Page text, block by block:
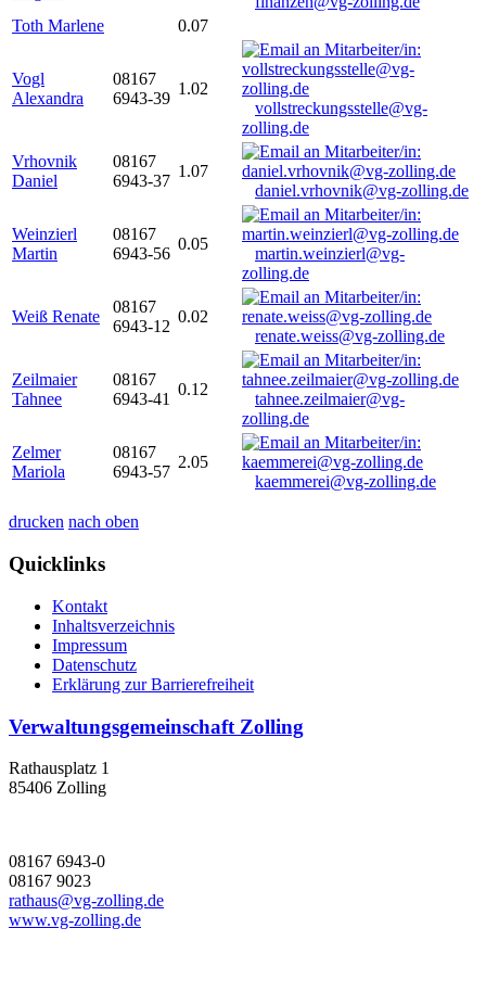
Toth Marlene
0.07
Vogl
Alexandra
08167
6943-39
1.02
vollstreckungsstelle@vg-
zolling.de
Vrhovnik
Daniel
08167
6943-37
1.07
daniel.vrhovnik@vg-zolling.de
Weinzierl
Martin
08167
6943-56
0.05
martin.weinzierl@vg-
zolling.de
Weiß Renate
08167
6943-12
0.02
renate.weiss@vg-zolling.de
Zeilmaier
Tahnee
08167
6943-41
0.12
tahnee.zeilmaier@vg-
zolling.de
Zelmer
Mariola
08167
6943-57
2.05
kaemmerei@vg-zolling.de
drucken nach oben
Quicklinks
Kontakt
Inhaltsverzeichnis
Impressum
Datenschutz
Erklärung zur Barrierefreiheit
Verwaltungsgemeinschaft Zolling
Rathausplatz 1
85406 Zolling
08167 6943-0
08167 9023
rathaus@vg-zolling.de
www.vg-zolling.de